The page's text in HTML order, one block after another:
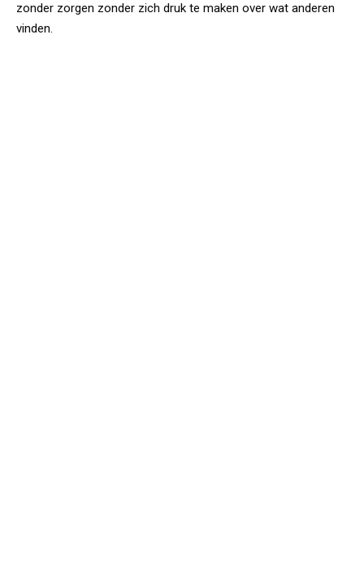
zonder zorgen zonder zich druk te maken over wat anderen
vinden.